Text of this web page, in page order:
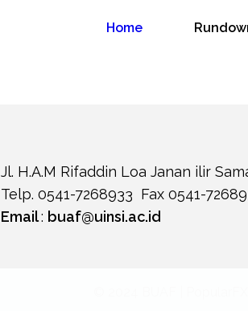
Home
Jl. H.A.M Rifaddin Loa Janan ilir
Telp. 0541-7268933 Fax 0541-72689
Email: buaf@uinsi.ac.id